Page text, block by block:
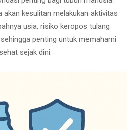
akan kesulitan melakukan aktivitas
usia, risiko keropos tulang
penting untuk memahami
sejak dini.